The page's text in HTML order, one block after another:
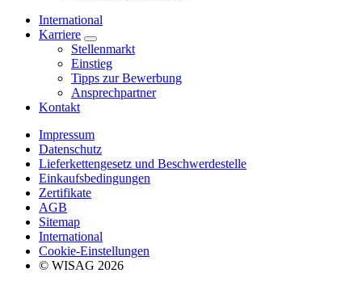
International
Karriere
Stellenmarkt
Einstieg
Tipps zur Bewerbung
Ansprechpartner
Kontakt
Impressum
Datenschutz
Lieferkettengesetz und Beschwerdestelle
Einkaufsbedingungen
Zertifikate
AGB
Sitemap
International
Cookie-Einstellungen
© WISAG 2026